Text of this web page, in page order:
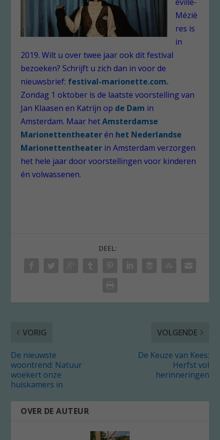
Méziè
res is
in
2019. Wilt u over twee jaar ook dit festival
bezoeken? Schrijft u zich dan in voor de
nieuwsbrief: festival-marionette.com.
Zondag 1 oktober is de laatste voorstelling van
Jan Klaasen en Katrijn op de Dam in
Amsterdam. Maar hetAmsterdamse
Marionettentheaterén het Nederlandse
Marionettentheater in Amsterdam verzorgen
het hele jaar door voorstellingen voor kinderen
én volwassenen.
DEEL:
VORIG
De nieuwste
woontrend: Natuur
woekert onze
huiskamers in
VOLGENDE
De Keuze van Kees:
Herfst vol
herinneringen
OVER DE AUTEUR